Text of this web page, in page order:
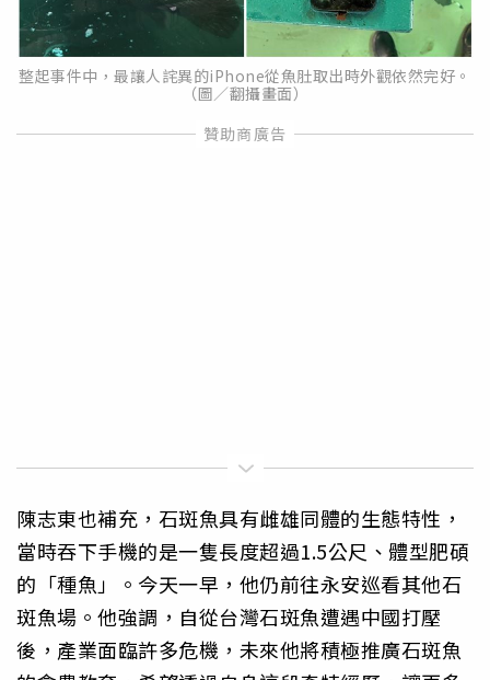
整起事件中，最讓人詫異的iPhone從魚肚取出時外觀依然完好。
（圖／翻攝畫面）
陳志東也補充，石斑魚具有雌雄同體的生態特性，
當時吞下手機的是一隻長度超過1.5公尺、體型肥碩
的「種魚」。今天一早，他仍前往永安巡看其他石
斑魚場。他強調，自從台灣石斑魚遭遇中國打壓
後，產業面臨許多危機，未來他將積極推廣石斑魚